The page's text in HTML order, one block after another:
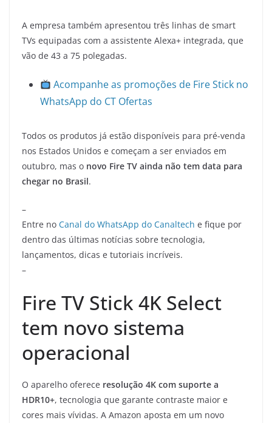
A empresa também apresentou três linhas de smart
TVs equipadas com a assistente Alexa+ integrada, que
vão de 43 a 75 polegadas.
Acompanhe as promoções de Fire Stick no
WhatsApp do CT Ofertas
Todos os produtos já estão disponíveis para pré-venda
nos Estados Unidos e começam a ser enviados em
outubro, mas o novo Fire TV ainda não tem data para
chegar no Brasil.
–
Entre no Canal do WhatsApp do Canaltech e fique por
dentro das últimas notícias sobre tecnologia,
lançamentos, dicas e tutoriais incríveis.
–
Fire TV Stick 4K Select
tem novo sistema
operacional
O aparelho oferece resolução 4K com suporte a
HDR10+, tecnologia que garante contraste maior e
cores mais vívidas. A Amazon aposta em um novo